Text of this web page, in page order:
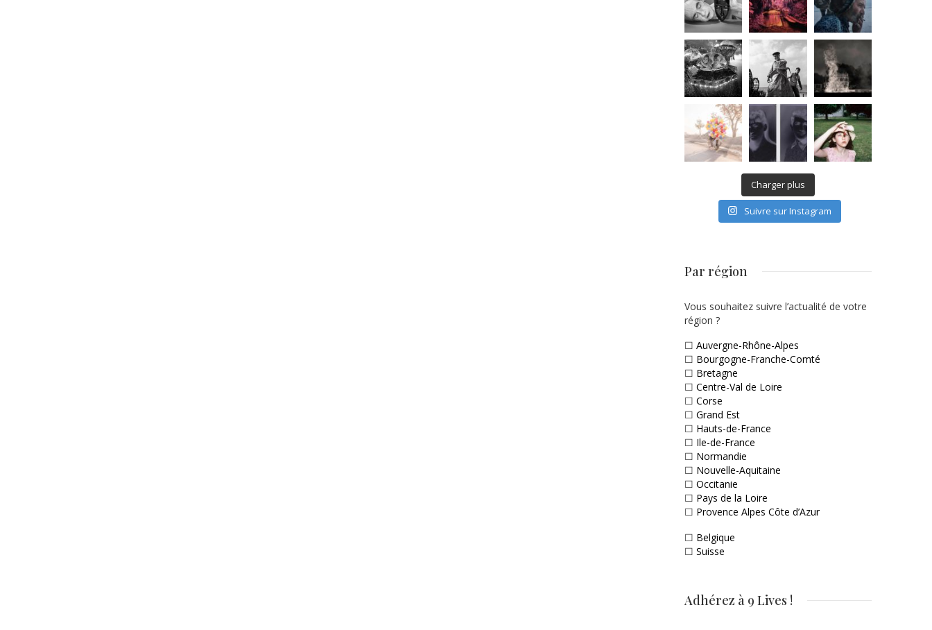
Charger plus
Suivre sur Instagram
Par région
Vous souhaitez suivre l’actualité de votre
région ?
☐ Auvergne-Rhône-Alpes
☐ Bourgogne-Franche-Comté
☐ Bretagne
☐ Centre-Val de Loire
☐ Corse
☐ Grand Est
☐ Hauts-de-France
☐ Ile-de-France
☐ Normandie
☐ Nouvelle-Aquitaine
☐ Occitanie
☐ Pays de la Loire
☐ Provence Alpes Côte d’Azur
☐ Belgique
☐ Suisse
Adhérez à 9 Lives !